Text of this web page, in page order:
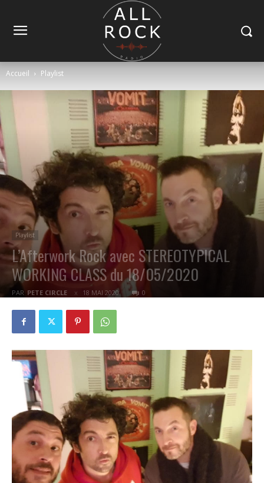
Accueil Playlist
Playlist
L’Afterwork Rock avec STEREOTYPICAL
WORKING CLASS du 18/05/2020
PAR PETE CIRCLE 18 MAI 2020 0